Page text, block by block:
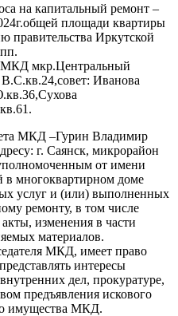
на капитальный ремонт –
площади квартиры
правительства Иркутской
МКД мкр.Центральный
Иванова
МКД –Гурин Владимир
г. Саянск, микрорайон
от имени
в многоквартирном доме
услуг и (или) выполненных
ремонту, в том числе
изменения в части
материалов.
МКД, имеет право
интересы
дел, прокуратуре,
предъявления искового
имущества МКД.